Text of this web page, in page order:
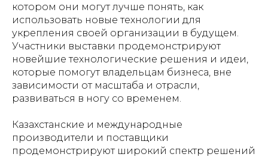
котором они могут лучше понять, как
использовать новые технологии для
укрепления своей организации в будущем.
Участники выставки продемонстрируют
новейшие технологические решения и идеи,
которые помогут владельцам бизнеса, вне
зависимости от масштаба и отрасли,
развиваться в ногу со временем.
Казахстанские и международные
производители и поставщики
продемонстрируют широкий спектр решений